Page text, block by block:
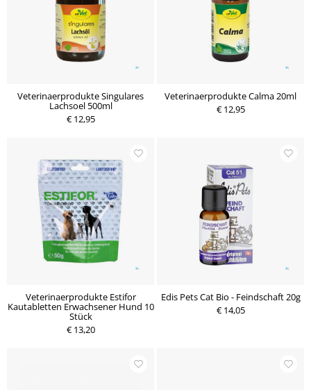
Veterinaerprodukte Singulares
Lachsoel 500ml
€ 12,95
Veterinaerprodukte Calma 20ml
€ 12,95
Veterinaerprodukte Estifor
Kautabletten Erwachsener Hund 10
Stück
€ 13,20
Edis Pets Cat Bio - Feindschaft 20g
€ 14,05